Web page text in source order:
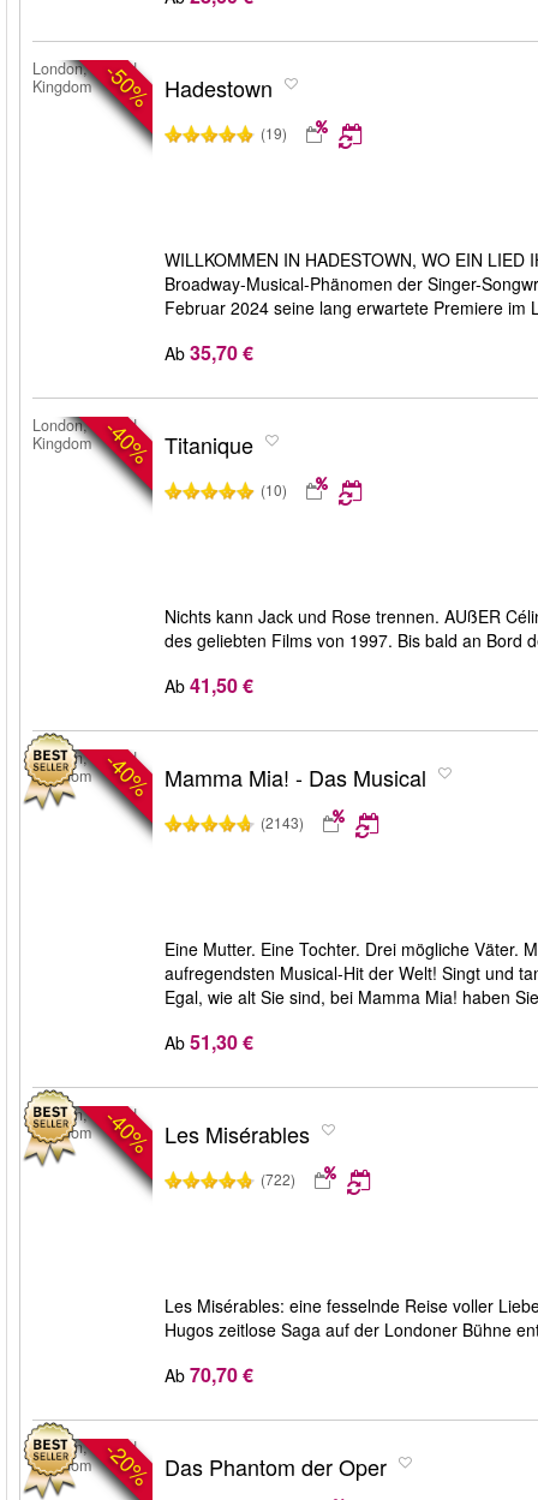
-50%
London, United
Kingdom
Hadestown
(19)
WILLKOMMEN IN HADESTOWN, WO EIN LIED
Broadway-Musical-Phänomen der Singer-
Februar 2024 seine lang erwartete Premiere im
Ab 35,70 €
-40%
London, United
Kingdom
Titanique
(10)
Nichts kann Jack und Rose trennen. AUßER
des geliebten Films von 1997. Bis bald an Bord
Ab 41,50 €
-40%
London, United
Kingdom
Mamma Mia! - Das Musical
(2143)
Eine Mutter. Eine Tochter. Drei mögliche Väter.
aufregendsten Musical-Hit der Welt! Singt und
Egal, wie alt Sie sind, bei Mamma Mia! haben
Ab 51,30 €
-40%
London, United
Kingdom
Les Misérables
(722)
Les Misérables: eine fesselnde Reise voller
Hugos zeitlose Saga auf der Londoner Bühne
Ab 70,70 €
-20%
London, United
Kingdom
Das Phantom der Oper